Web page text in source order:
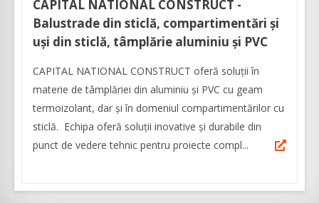
CAPITAL NATIONAL CONSTRUCT -
Balustrade din sticlă, compartimentări și
uși din sticlă, tâmplărie aluminiu și PVC
CAPITAL NATIONAL CONSTRUCT oferă soluţii în
materie de tâmplăriei din aluminiu şi PVC cu geam
termoizolant, dar şi în domeniul compartimentărilor cu
sticlă. Echipa oferă soluții inovative și durabile din
punct de vedere tehnic pentru proiecte compl...